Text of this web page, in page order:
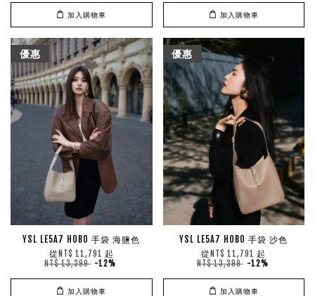
加入購物車 加入購物車
優惠
YSL LE5A7 HOBO 手袋 海鹽色
從 NT$ 11,791 起
NT$ 13,399 -12%
加入購物車
優惠
YSL LE5A7 HOBO 手袋 沙色
從 NT$ 11,791 起
NT$ 13,399 -12%
加入購物車